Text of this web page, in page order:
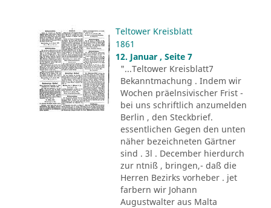
Teltower Kreisblatt
1861
12. Januar , Seite 7
"...Teltower Kreisblatt7
Bekanntmachung . Indem wir
Wochen präelnsivischer Frist -
bei uns schriftlich anzumelden
Berlin , den Steckbrief.
essentlichen Gegen den unten
näher bezeichneten Gärtner
sind . 3l . December hierdurch
zur ntniß , bringen,- daß die
Herren Bezirks vorheber . jet
farbern wir Johann
Augustwalter aus Malta